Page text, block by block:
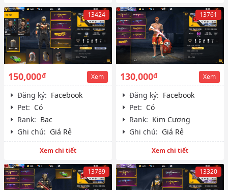
13424
150,000đ Xem
Đăng ký: Facebook
Pet: Có
Rank: Bạc
Ghi chú: Giá Rẻ
Xem chi tiết
13761
130,000đ Xem
Đăng ký: Facebook
Pet: Có
Rank: Kim Cương
Ghi chú: Giá Rẻ
Xem chi tiết
13789 13320